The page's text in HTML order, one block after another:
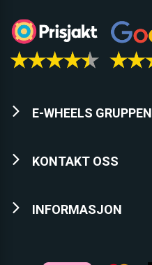
E-WHEELS GRUPPEN
KONTAKT OSS
INFORMASJON